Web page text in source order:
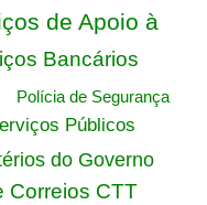
de Apoio à
Bancários
Polícia de Segurança
Públicos
do Governo
Correios CTT